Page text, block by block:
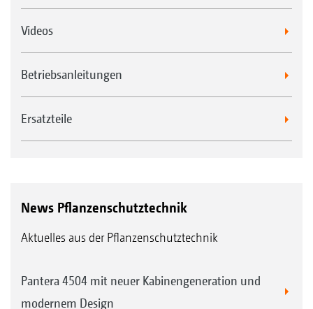
Videos
Betriebsanleitungen
Ersatzteile
News Pflanzenschutztechnik
Aktuelles aus der Pflanzenschutztechnik
Pantera 4504 mit neuer Kabinengeneration und
modernem Design